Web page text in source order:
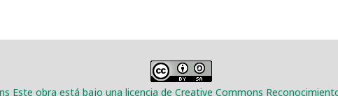
Este obra está bajo una licencia de Creative Commons